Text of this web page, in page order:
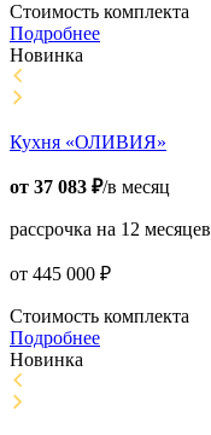
Стоимость комплекта
Подробнее
Новинка
Кухня «ОЛИВИЯ»
от 37 083 ₽/в месяц
рассрочка на 12 месяцев
от 445 000 ₽
Стоимость комплекта
Подробнее
Новинка